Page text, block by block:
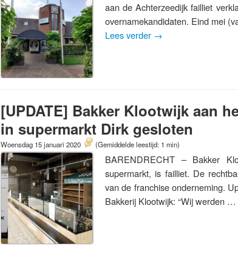
aan de Achterzeedijk failliet
overnamekandidaten. Eind mei
Lees verder →
[UPDATE] Bakker Klootwijk aan
in supermarkt Dirk gesloten
Woensdag 15 januari 2020 (Gemiddelde leestijd: 1 min)
BARENDRECHT – Bakker
supermarkt, is failliet. De
van de franchise onderneming.
Bakkerij Klootwijk: “Wij werden …